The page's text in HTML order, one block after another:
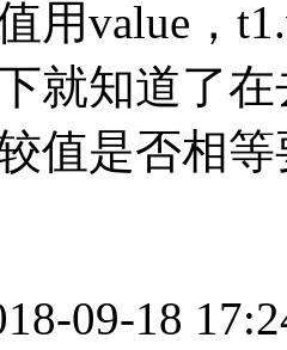
用value，
就知道了
值是否相等
09-18